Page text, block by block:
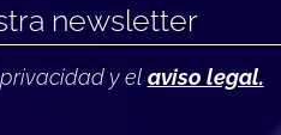
y el aviso legal.